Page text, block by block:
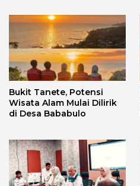
Bukit Tanete, Potensi
Wisata Alam Mulai Dilirik
di Desa Bababulo